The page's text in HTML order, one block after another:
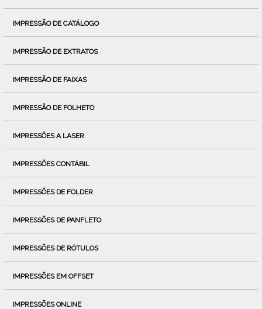
IMPRESSÃO DE CATÁLOGO
IMPRESSÃO DE EXTRATOS
IMPRESSÃO DE FAIXAS
IMPRESSÃO DE FOLHETO
IMPRESSÕES A LASER
IMPRESSÕES CONTÁBIL
IMPRESSÕES DE FOLDER
IMPRESSÕES DE PANFLETO
IMPRESSÕES DE RÓTULOS
IMPRESSÕES EM OFFSET
IMPRESSÕES ONLINE